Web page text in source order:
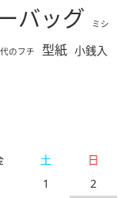
バッグ ミシ
のフチ 型紙 小銭入
土
日
1
2